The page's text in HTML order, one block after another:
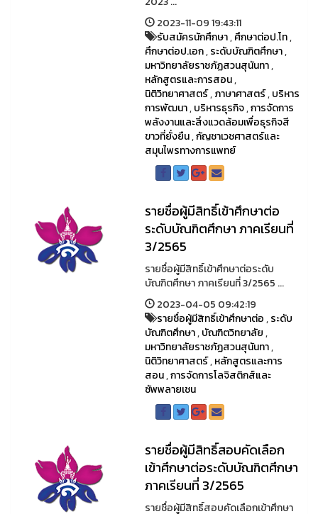
2023-11-09 19:43:11
รับสมัครนักศึกษา,ศึกษาต่อป.โท,
ศึกษาต่อป.เอก,ระดับบัณฑิตศึกษา,
มหาวิทยาลัยราชภัฏสวนสุนันทา,
หลักสูตรและการสอน,
นิติวิทยาศาสตร์,ภาษาศาสตร์,บริหาร
การพัฒนา,บริหารธุรกิจ,การจัดการ
พลังงานและสิ่งแวดล้อมเพื่อธุรกิจสี
ขาวที่ยั่งยืน,กัญชาเวชศาสตร์และ
สมุนไพรทางการแพทย์
รายชื่อผู้มีสิทธิ์เข้าศึกษาต่อ
ระดับบัณฑิตศึกษา ภาคเรียนที่
3/2565
รายชื่อผู้มีสิทธิ์เข้าศึกษาต่อระดับ
บัณฑิตศึกษา ภาคเรียนที่ 3/2565 ...
2023-04-05 09:42:19
รายชื่อผู้มีสิทธิ์เข้าศึกษาต่อ,ระดับ
บัณฑิตศึกษา,บัณฑิตวิทยาลัย,
มหาวิทยาลัยราชภัฏสวนสุนันทา,
นิติวิทยาศาสตร์,หลักสูตรและการ
สอน,การจัดการโลจิสติกส์และ
ซัพพลายเชน
รายชื่อผู้มีสิทธิ์สอบคัดเลือก
เข้าศึกษาต่อระดับบัณฑิตศึกษา
ภาคเรียนที่ 3/2565
รายชื่อผู้มีสิทธิ์สอบคัดเลือกเข้าศึกษา